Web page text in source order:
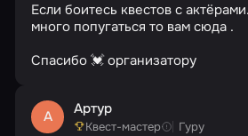
Если боитесь квестов с
много попугаться то вам сюда .
Спасибо 💓 организатору
А Артур
Квест-мастер Гуру